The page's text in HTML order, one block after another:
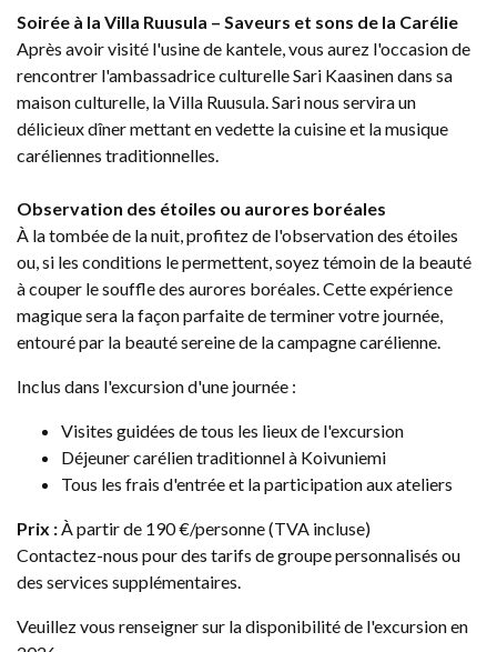
Soirée à la Villa Ruusula – Saveurs et sons de la Carélie
Après avoir visité l'usine de kantele, vous aurez l'occasion de
rencontrer l'ambassadrice culturelle Sari Kaasinen dans sa
maison culturelle, la Villa Ruusula. Sari nous servira un
délicieux dîner mettant en vedette la cuisine et la musique
caréliennes traditionnelles.
Observation des étoiles ou aurores boréales
À la tombée de la nuit, profitez de l'observation des étoiles
ou, si les conditions le permettent, soyez témoin de la beauté
à couper le souffle des aurores boréales. Cette expérience
magique sera la façon parfaite de terminer votre journée,
entouré par la beauté sereine de la campagne carélienne.
Inclus dans l'excursion d'une journée :
Visites guidées de tous les lieux de l'excursion
Déjeuner carélien traditionnel à Koivuniemi
Tous les frais d'entrée et la participation aux ateliers
Prix : À partir de 190 €/personne (TVA incluse)
Contactez-nous pour des tarifs de groupe personnalisés ou
des services supplémentaires.
Veuillez vous renseigner sur la disponibilité de l'excursion en